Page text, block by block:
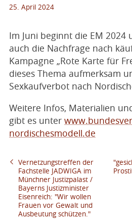
Service
Impressum und
25. April 2024
Im Juni beginnt die EM 2024
auch die Nachfrage nach
Kampagne „Rote Karte für
dieses Thema aufmerksam
Sexkaufverbot nach
Weitere Infos, Materialien
gibt es unter
nordischesmodell.de
Vernetzungstreffen der
Fachstelle JADWIGA im
Münchner Justizpalast /
Bayerns Justizminister
Eisenreich: "Wir wollen
Frauen vor Gewalt und
Ausbeutung schützen."